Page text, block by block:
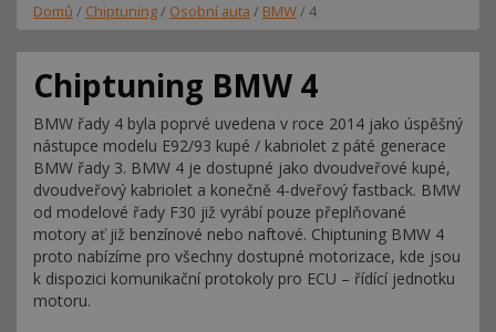
Domů / Chiptuning/ Osobní auta / BMW/ 4
Chiptuning BMW 4
BMW řady 4 byla poprvé uvedena v roce 2014 jako úspěšný
nástupce modelu E92/93 kupé / kabriolet z páté generace
BMW řady 3. BMW 4 je dostupné jako dvoudveřové kupé,
dvoudveřový kabriolet a konečně 4-dveřový fastback. BMW
od modelové řady F30 již vyrábí pouze přeplňované
motory ať již benzínové nebo naftové. Chiptuning BMW 4
proto nabízíme pro všechny dostupné motorizace, kde jsou
k dispozici komunikační protokoly pro ECU – řídící jednotku
motoru.